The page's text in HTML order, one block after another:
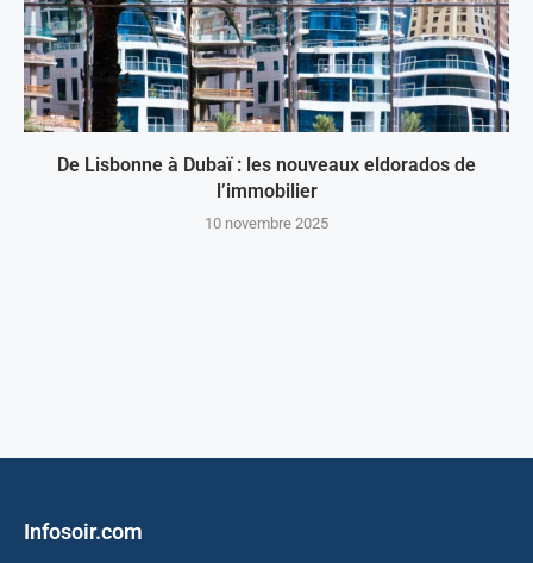
De Lisbonne à Dubaï : les nouveaux eldorados de
l’immobilier
10 novembre 2025
Infosoir.com